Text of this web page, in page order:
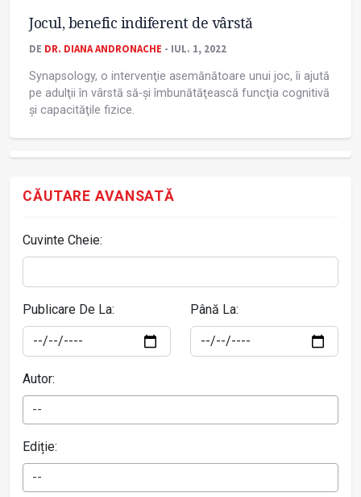
Jocul, benefic indiferent de vârstă
DE DR. DIANA ANDRONACHE - IUL. 1, 2022
Synapsology, o intervenţie asemănătoare unui joc, îi ajută
pe adulţii în vârstă să-și îmbunătăţească funcţia cognitivă
și capacităţile fizice.
CĂUTARE AVANSATĂ
Cuvinte Cheie:
Publicare De La: Până La:
Autor:
--
Ediție:
--